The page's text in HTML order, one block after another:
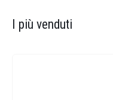
I più venduti